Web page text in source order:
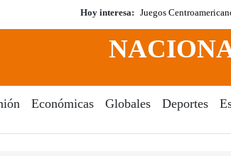
Hoy interesa: Juegos
Económicas Globales Deportes